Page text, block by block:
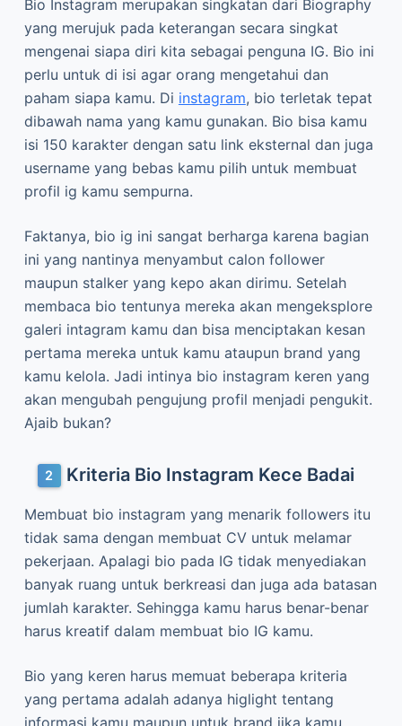
Bio Instagram merupakan singkatan dari Biography
yang merujuk pada keterangan secara singkat
mengenai siapa diri kita sebagai penguna IG. Bio ini
perlu untuk di isi agar orang mengetahui dan
paham siapa kamu. Di instagram, bio terletak tepat
dibawah nama yang kamu gunakan. Bio bisa kamu
isi 150 karakter dengan satu link eksternal dan juga
username yang bebas kamu pilih untuk membuat
profil ig kamu sempurna.
Faktanya, bio ig ini sangat berharga karena bagian
ini yang nantinya menyambut calon follower
maupun stalker yang kepo akan dirimu. Setelah
membaca bio tentunya mereka akan mengeksplore
galeri intagram kamu dan bisa menciptakan kesan
pertama mereka untuk kamu ataupun brand yang
kamu kelola. Jadi intinya bio instagram keren yang
akan mengubah pengujung profil menjadi pengukit.
Ajaib bukan?
Kriteria Bio Instagram Kece Badai
Membuat bio instagram yang menarik followers itu
tidak sama dengan membuat CV untuk melamar
pekerjaan. Apalagi bio pada IG tidak menyediakan
banyak ruang untuk berkreasi dan juga ada batasan
jumlah karakter. Sehingga kamu harus benar-benar
harus kreatif dalam membuat bio IG kamu.
Bio yang keren harus memuat beberapa kriteria
yang pertama adalah adanya higlight tentang